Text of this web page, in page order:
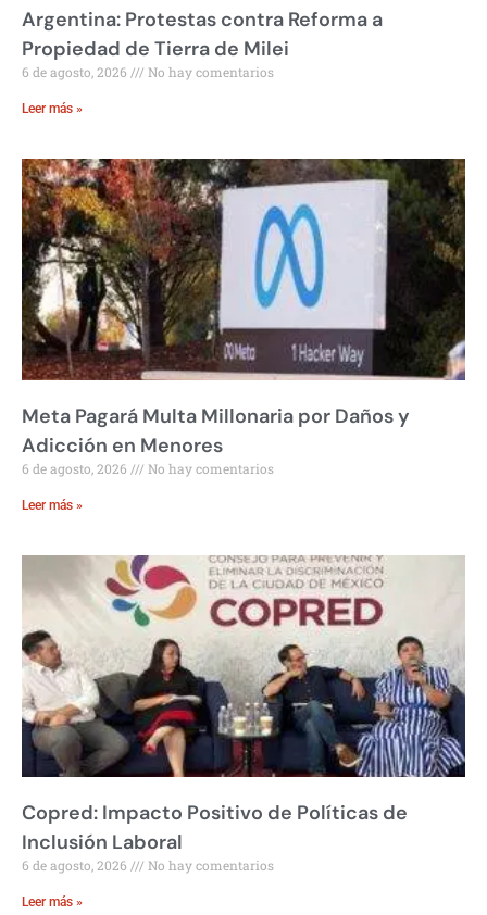
Argentina: Protestas contra Reforma a
Propiedad de Tierra de Milei
6 de agosto, 2026 No hay comentarios
Leer más »
Meta Pagará Multa Millonaria por Daños y
Adicción en Menores
6 de agosto, 2026 No hay comentarios
Leer más »
Copred: Impacto Positivo de Políticas de
Inclusión Laboral
6 de agosto, 2026 No hay comentarios
Leer más »